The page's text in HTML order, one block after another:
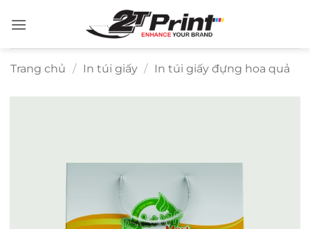
qua
Trang chủ / In túi giấy / In túi giấy đựng hoa quả